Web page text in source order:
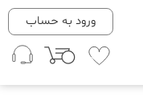
ورود به حساب